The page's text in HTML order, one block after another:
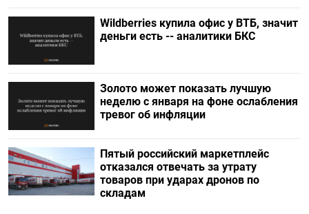
Wildberries купила офис у ВТБ, значит
деньги есть -- аналитики БКС
Золото может показать лучшую
неделю с января на фоне ослабления
тревог об инфляции
Пятый российский маркетплейс
отказался отвечать за утрату
товаров при ударах дронов по
складам